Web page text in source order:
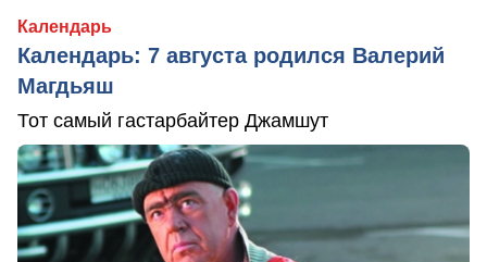
Календарь
Календарь: 7 августа родился Валерий
Магдьяш
Тот самый гастарбайтер Джамшут